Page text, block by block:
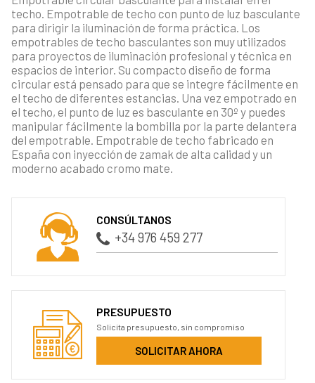
techo. Empotrable de techo con punto de luz basculante
para dirigir la iluminación de forma práctica. Los
empotrables de techo basculantes son muy utilizados
para proyectos de iluminación profesional y técnica en
espacios de interior. Su compacto diseño de forma
circular está pensado para que se integre fácilmente en
el techo de diferentes estancias. Una vez empotrado en
el techo, el punto de luz es basculante en 30º y puedes
manipular fácilmente la bombilla por la parte delantera
del empotrable. Empotrable de techo fabricado en
España con inyección de zamak de alta calidad y un
moderno acabado cromo mate.
CONSÚLTANOS
+34 976 459 277
PRESUPUESTO
Solicita presupuesto, sin compromiso
SOLICITAR AHORA